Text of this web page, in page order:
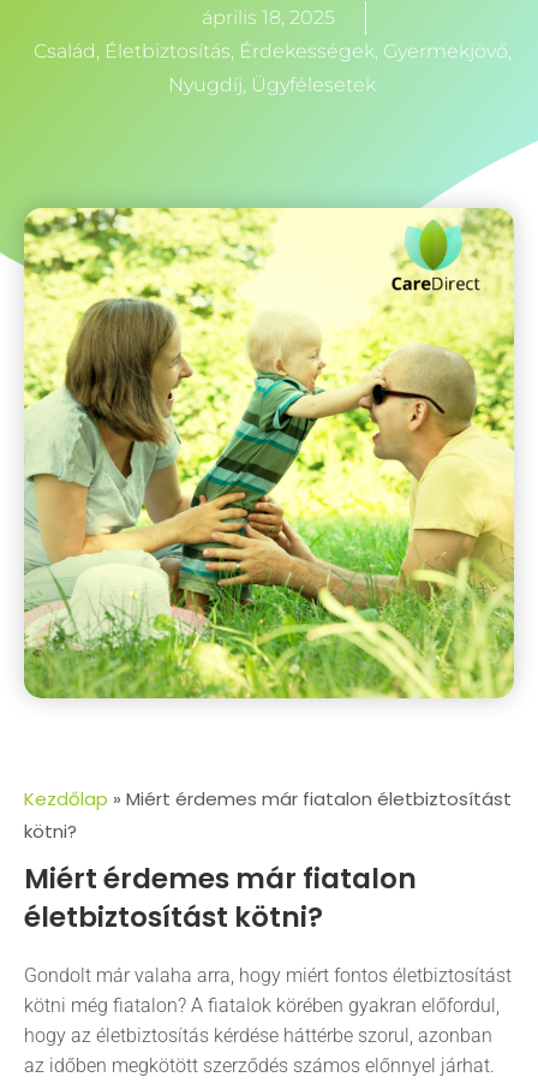
április 18, 2025
Család, Életbiztosítás Érdekességek Gyermekjövő
Nyugdíj Ügyfélesetek
Kezdőlap » Miért érdemes már fiatalon életbiztosítást
kötni?
Miért érdemes már fiatalon
életbiztosítást kötni?
Gondolt már valaha arra, hogy miért fontos életbiztosítást
kötni még fiatalon? A fiatalok körében gyakran előfordul,
hogy az életbiztosítás kérdése háttérbe szorul, azonban
az időben megkötött szerződés számos előnnyel járhat.